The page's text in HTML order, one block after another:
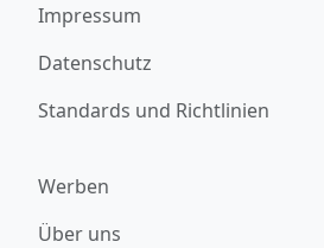
Impressum
Datenschutz
Standards und Richtlinien
Werben
Über uns